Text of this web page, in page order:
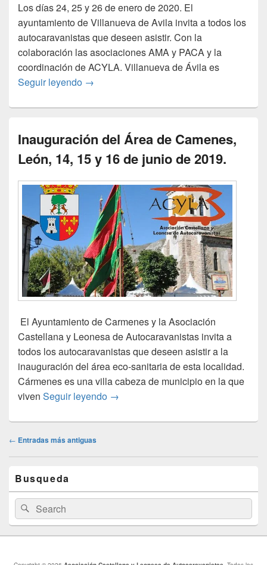
Los días 24, 25 y 26 de enero de 2020. El
ayuntamiento de Villanueva de Avila invita a todos los
autocaravanistas que deseen asistir. Con la
colaboración las asociaciones AMA y PACA y la
coordinación de ACYLA. Villanueva de Ávila es
Seguir leyendo Queda de autocaravanas, San Sebastian
→
Inauguración del Área de Camenes,
León, 14, 15 y 16 de junio de 2019.
El Ayuntamiento de Carmenes y la Asociación
Castellana y Leonesa de Autocaravanistas invita a
todos los autocaravanistas que deseen asistir a la
inauguración del área eco-sanitaria de esta localidad.
Cármenes es una villa cabeza de municipio en la que
viven Seguir leyendo Inauguración del Área de
→
Navegación
← Entradas más antiguas
área
de
widget
barra
lateral
primaria
Busqueda
Buscar
por:
Buscar